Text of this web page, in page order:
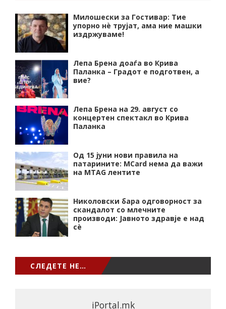
Милошески за Гостивар: Тие
упорно нѐ трујат, ама ние машки
издржуваме!
Лепа Брена доаѓа во Крива
Паланка – Градот е подготвен, а
вие?
Лепа Брена на 29. август со
концертен спектакл во Крива
Паланка
Од 15 јуни нови правила на
патарините: MCard нема да важи
на MTAG лентите
Николовски бара одговорност за
скандалот со млечните
производи: Јавното здравје е над
сѐ
СЛЕДЕТЕ НЕ…
iPortal.mk